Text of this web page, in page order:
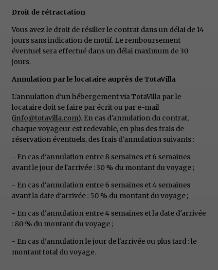
Droit de rétractation
Vous avez le droit de résilier le contrat dans un délai de 14
jours sans indication de motif. Le remboursement
éventuel sera effectué dans un délai maximum de 30
jours.
Annulation par le locataire auprès de TotaVilla
L'annulation d'un hébergement via TotaVilla par le
locataire doit se faire par écrit ou par e-mail
(info@totavilla.com). En cas d'annulation du contrat,
chaque voyageur est redevable, en plus des frais de
réservation éventuels, des frais d'annulation suivants :
- En cas d'annulation entre 8 semaines et 6 semaines
avant le jour de l'arrivée : 30 % du montant du voyage ;
- En cas d'annulation entre 6 semaines et 4 semaines
avant la date d'arrivée : 50 % du montant du voyage ;
- En cas d'annulation entre 4 semaines et la date d'arrivée
: 80 % du montant du voyage ;
- En cas d'annulation le jour de l'arrivée ou plus tard : le
montant total du voyage.